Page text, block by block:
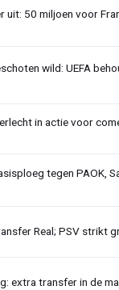
uit: 50 miljoen voor
wild: UEFA
in actie voor
tegen PAOK,
Real; PSV strikt
extra transfer in de